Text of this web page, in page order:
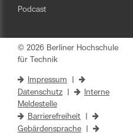
Podcast
© 2026 Berliner Hochschule
für Technik
Impressum
Datenschutz
Interne
Meldestelle
Barrierefreiheit
Gebärdensprache